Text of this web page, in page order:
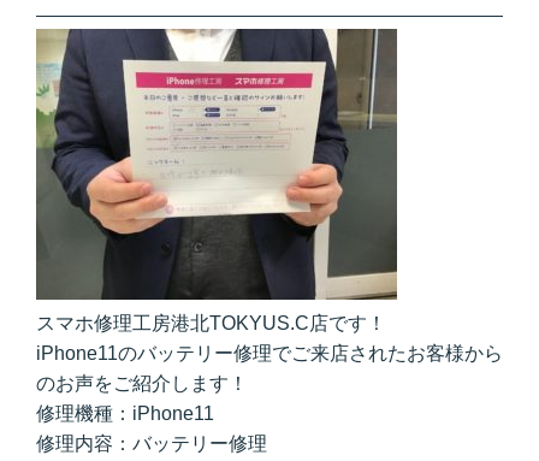
スマホ修理工房港北TOKYUS.C店です！
iPhone11のバッテリー修理でご来店されたお客様から
のお声をご紹介します！
修理機種：iPhone11
修理内容：バッテリー修理